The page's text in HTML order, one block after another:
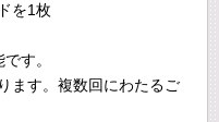
を1枚
す。
ます。複数回にわたるご